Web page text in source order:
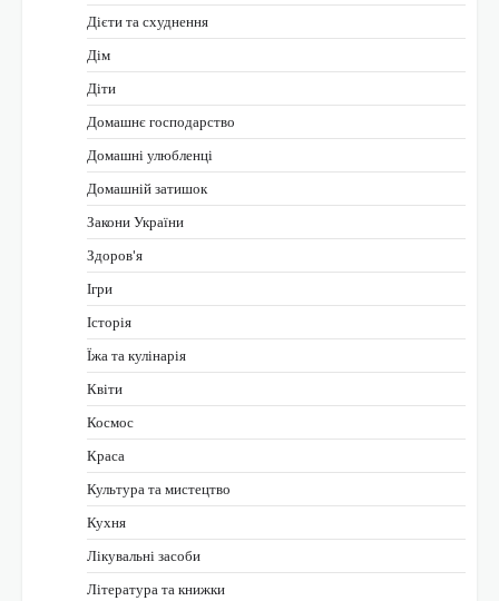
Дієти та схуднення
Дім
Діти
Домашнє господарство
Домашні улюбленці
Домашній затишок
Закони України
Здоров'я
Ігри
Історія
Їжа та кулінарія
Квіти
Космос
Краса
Культура та мистецтво
Кухня
Лікувальні засоби
Література та книжки